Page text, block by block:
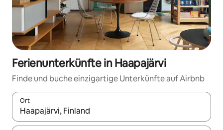
Ferienunterkünfte in Haapajärvi
Finde und buche einzigartige Unterkünfte auf Airbnb
Ort
Wenn Ergebnisse verfügbar sind, navigiere mit den